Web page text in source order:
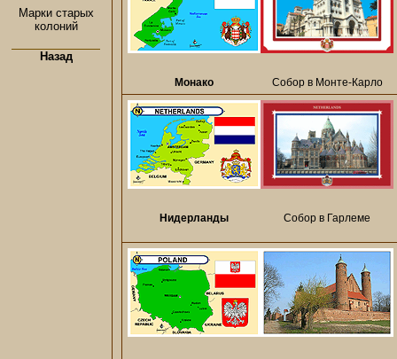
Марки старых
колоний
Назад
Монако Собор в Монте-Карло
Нидерланды Собор в Гарлеме